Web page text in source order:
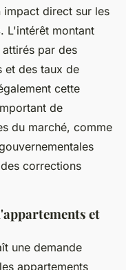
direct sur les
. L'intérêt montant
par des
et des taux de
cette
de
du marché, comme
corrections
et
une demande
appartements